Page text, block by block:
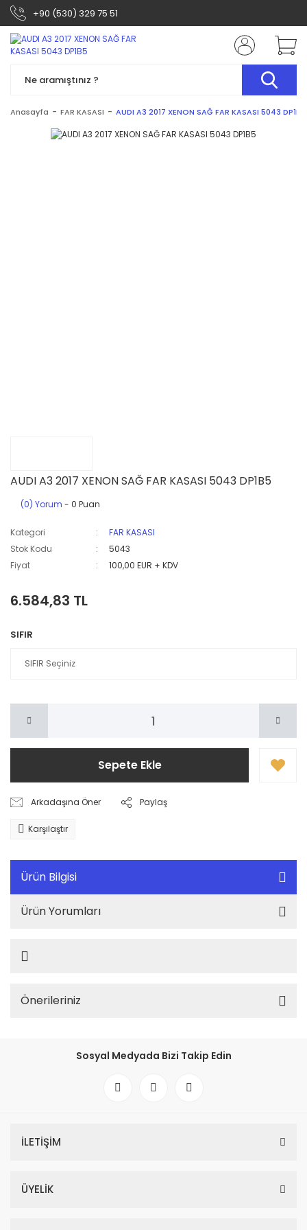
+90 (530) 329 75 51
Anasayfa FAR KASASI AUDI A3 2017 XENON SAĞ FAR KASASI 5043 DP1B5
AUDI A3 2017 XENON SAĞ FAR KASASI 5043 DP1B5
(0) Yorum - 0 Puan
Kategori
FAR KASASI
Stok Kodu
5043
Fiyat
100,00 EUR + KDV
6.584,83 TL
SIFIR
Sepete Ekle
Arkadaşına Öner Paylaş
Karşılaştır
Ürün Bilgisi
Ürün Yorumları
Önerileriniz
Sosyal Medyada Bizi Takip Edin
İLETİŞİM
ÜYELİK